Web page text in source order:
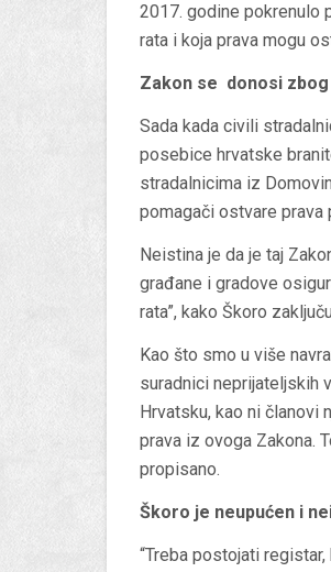
2017. godine pokrenulo
rata i koja prava mogu
Zakon se donosi
Sada kada civili
posebice hrvatske
stradalnicima iz
pomagači ostvare prava
Neistina je da je taj
građane i gradove
rata”, kako Škoro
Kao što smo u više
suradnici neprijateljskih
Hrvatsku, kao ni članovi
prava iz ovoga Zakona.
propisano.
Škoro je neupućen i
“Treba postojati